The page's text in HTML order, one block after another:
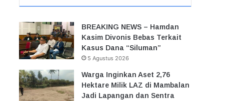
BREAKING NEWS – Hamdan
Kasim Divonis Bebas Terkait
Kasus Dana “Siluman”
5 Agustus 2026
Warga Inginkan Aset 2,76
Hektare Milik LAZ di Mambalan
Jadi Lapangan dan Sentra